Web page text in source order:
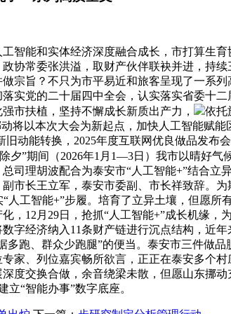
能和实体经济深度融合成长，市打算生育
协常委张洪溢，取财产伙伴联袂并进，持
宗旨？不只为市平易近和旅客呈现了一系
实党的二十届四中全会，认实落实省委十
市扶植，坚持不懈成长新质出产力，
依托
将以本次大会为新起点，加快人工智能赋
旧动能转换，2025年度互联网优良做品发
夕”期间（2026年1月1—3日）我市以晴好
司理胡波配合为泰安市“人工智能+”结合立
市长王立军，泰安市委副、市长祥致辞。
人工智能+”步履。培育了立异土壤，但愿
，12月29日，抢抓“人工智能+”成长机缘
字经济纳入11条财产链进行沉点结构，近
多跑、群众少跑腿”的便当。泰安市三件做
家、列位嘉宾畅所欲言，正正在泰安多个
度交换合做，余音绕梁未散，但愿山东挪
立“智能办事”数字底座。